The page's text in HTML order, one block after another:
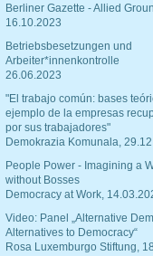
Berliner Gazette - Allied
16.10.2023
Betriebsbesetzungen und
Arbeiter*innenkontrolle
26.06.2023
"El trabajo común: bases
ejemplo de la empresas
por sus trabajadores"
Demokrazia Komunala,
People Power - Imagining a
without Bosses
Democracy at Work,
Video: Panel „Alternative
Alternatives to Democracy“
Rosa Luxemburgo Stiftung,